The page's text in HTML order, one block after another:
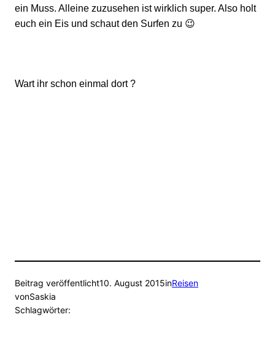
ein Muss. Alleine zuzusehen ist wirklich super. Also holt
euch ein Eis und schaut den Surfen zu 😉
Wart ihr schon einmal dort ?
Beitrag veröffentlicht10. August 2015inReisen
vonSaskia
Schlagwörter: